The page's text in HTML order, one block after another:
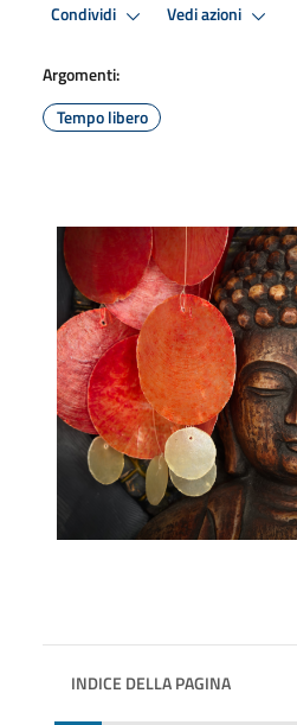
Condividi Vedi azioni
Argomenti:
Tempo libero
INDICE DELLA PAGINA